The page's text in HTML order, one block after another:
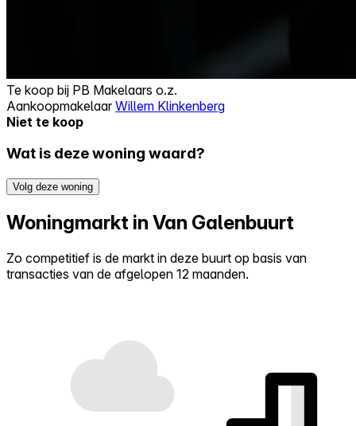
Te koop bij PB Makelaars o.z.
AankoopmakelaarWillem Klinkenberg
Niet te koop
Wat is deze woning waard?
Volg deze woning
Woningmarkt in Van Galenbuurt
Zo competitief is de markt in deze buurt op basis van
transacties van de afgelopen 12 maanden.